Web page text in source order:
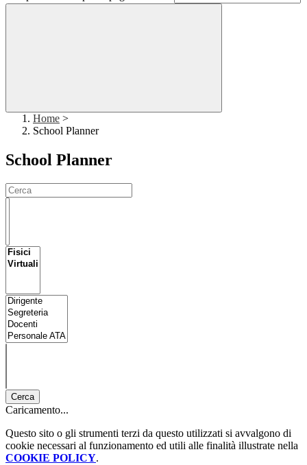
Home >
School Planner
School Planner
Cerca
Caricamento...
Questo sito o gli strumenti terzi da questo utilizzati si avvalgono di
cookie necessari al funzionamento ed utili alle finalità illustrate nella
COOKIE POLICY.